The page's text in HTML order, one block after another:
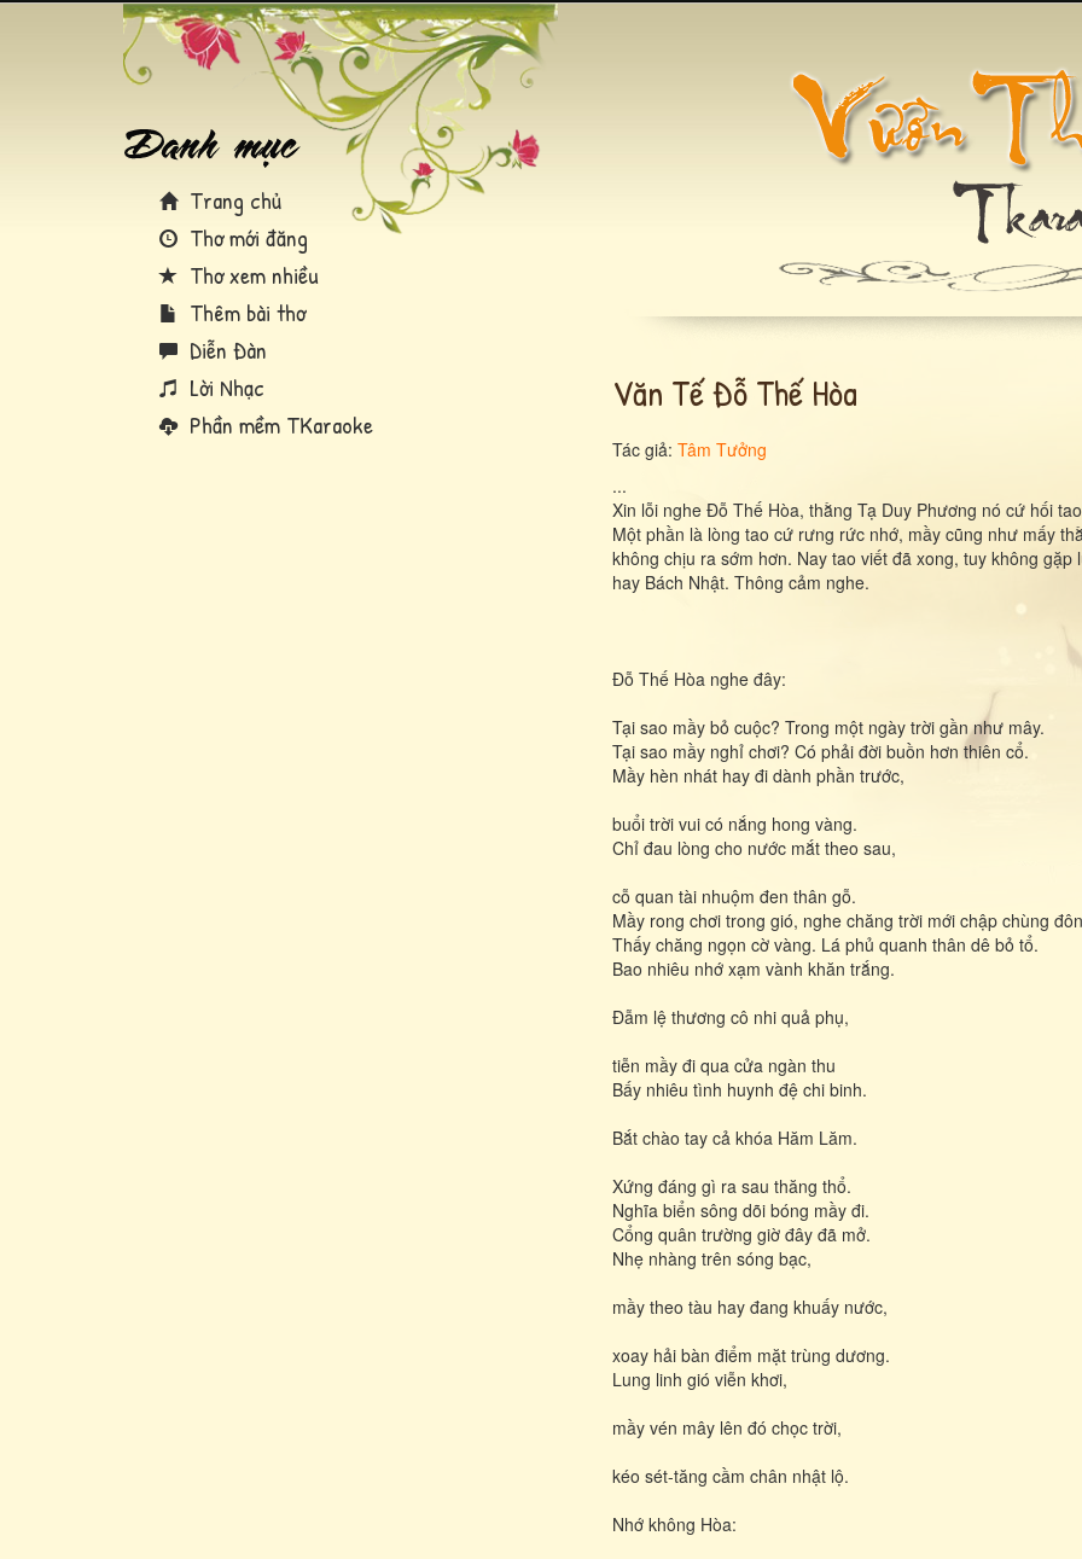
Trang chủ
Thơ mới đăng
Thơ xem nhiều
Thêm bài thơ
Diễn Đàn
Lời Nhạc
Phần mềm TKaraoke
Văn Tế Đỗ Thế Hòa
Tác giả: Tâm Tưởng
...
Xin lỗi nghe Ðỗ Thế Hòa, thằng Tạ Duy Phương nó cứ hối
Một phần là lòng tao cứ rưng rức nhớ, mầy cũng như mấy
không chịu ra sớm hơn. Nay tao viết đã xong, tuy không
hay Bách Nhật. Thông cảm nghe.
Ðỗ Thế Hòa nghe đây:
Tại sao mầy bỏ cuộc? Trong một ngày trời gần như mây.
Tại sao mầy nghỉ chơi? Có phải đời buồn hơn thiên cổ.
Mầy hèn nhát hay đi dành phần trước,
buổi trời vui có nắng hong vàng.
Chỉ đau lòng cho nước mắt theo sau,
cỗ quan tài nhuộm đen thân gỗ.
Mầy rong chơi trong gió, nghe chăng trời mới chập chùng
Thấy chăng ngọn cờ vàng. Lá phủ quanh thân dê bỏ tổ.
Bao nhiêu nhớ xạm vành khăn trắng.
Ðẫm lệ thương cô nhi quả phụ,
tiễn mầy đi qua cửa ngàn thu
Bấy nhiêu tình huynh đệ chi binh.
Bắt chào tay cả khóa Hăm Lăm.
Xứng đáng gì ra sau thăng thổ.
Nghĩa biển sông dõi bóng mầy đi.
Cổng quân trường giờ đây đã mở.
Nhẹ nhàng trên sóng bạc,
mầy theo tàu hay đang khuấy nước,
xoay hải bàn điểm mặt trùng dương.
Lung linh gió viễn khơi,
mầy vén mây lên đó chọc trời,
kéo sét-tăng cầm chân nhật lộ.
Nhớ không Hòa: